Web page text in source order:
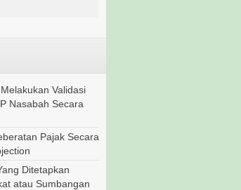
Validasi
Nasabah Secara
Pajak Secara
Ditetapkan
atau Sumbangan